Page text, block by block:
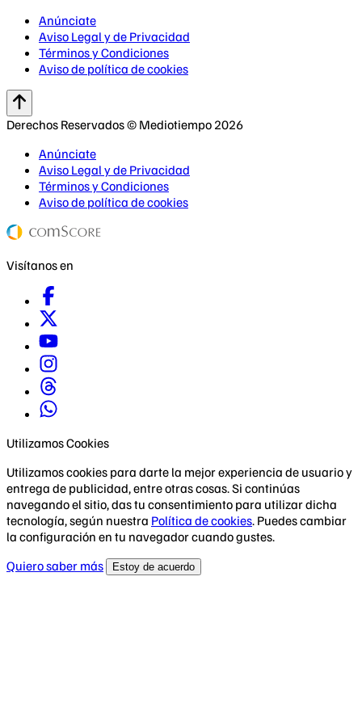
Anúnciate
Aviso Legal y de Privacidad
Términos y Condiciones
Aviso de política de cookies
Derechos Reservados © Mediotiempo 2026
Anúnciate
Aviso Legal y de Privacidad
Términos y Condiciones
Aviso de política de cookies
Visítanos en
Utilizamos Cookies
Utilizamos cookies para darte la mejor experiencia de usuario y
entrega de publicidad, entre otras cosas. Si continúas
navegando el sitio, das tu consentimiento para utilizar dicha
tecnología, según nuestra Política de cookies. Puedes cambiar
la configuración en tu navegador cuando gustes.
Quiero saber más
Estoy de acuerdo